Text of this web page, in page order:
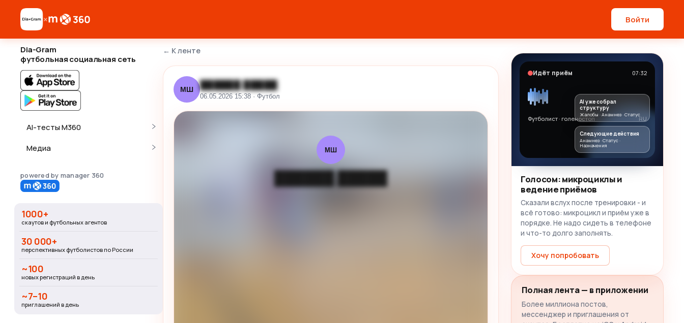
× Войти
Dia-Gram
футбольная социальная сеть
AI-тесты M360
Медиа
powered by manager 360
1000+
скаутов и футбольных агентов
30 000+
перспективных футболистов по России
~100
новых регистраций в день
~7–10
приглашений в день
← К ленте
МШ ██████ █████
06.05.2026 15:38 · Футбол
МШ
██████ █████
Идёт приём 07:32
Футболист · голеностоп RU
AI уже собрал
структуру
Жалобы · Анамнез · Статус
Следующие действия
Анамнез · Статус ·
Назначения
Голосом: микроциклы и
ведение приёмов
Сказали вслух после тренировки - и
всё готово: микроцикл и приём уже в
порядке. Не надо сидеть в телефоне
и что-то долго заполнять.
Хочу попробовать
Полная лента — в приложении
Более миллиона постов,
мессенджер и приглашения от